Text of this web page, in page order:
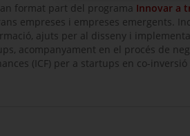
format part del programa Innovar a
empreses i empreses emergents.
ajuts per al disseny i
, acompanyament en el procés de
(ICF) per a startups en co-